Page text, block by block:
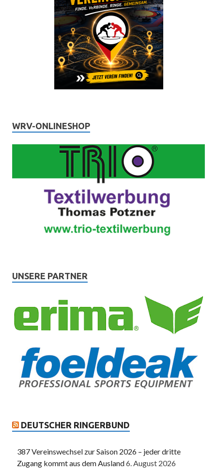
WRV-ONLINESHOP
UNSERE PARTNER
DEUTSCHER RINGERBUND
387 Vereinswechsel zur Saison 2026 – jeder dritte
Zugang kommt aus dem Ausland6. August 2026